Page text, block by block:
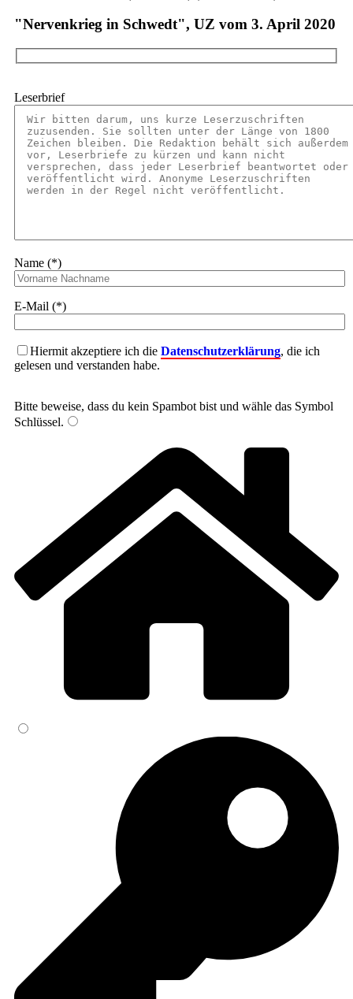
"Nervenkrieg in Schwedt", UZ vom 3. April 2020
Leserbrief
Name (*)
E-Mail (*)
Hiermit akzeptiere ich die Datenschutzerklärung, die ich
gelesen und verstanden habe.
Bitte beweise, dass du kein Spambot bist und wähle das Symbol
Schlüssel.